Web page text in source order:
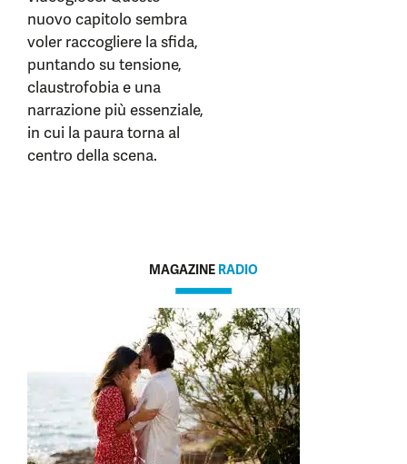
nuovo capitolo sembra
voler raccogliere la sfida,
puntando su tensione,
claustrofobia e una
narrazione più essenziale,
in cui la paura torna al
centro della scena.
MAGAZINE RADIO